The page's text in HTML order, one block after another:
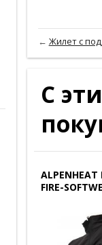
← Жилет с
С
FIRE-